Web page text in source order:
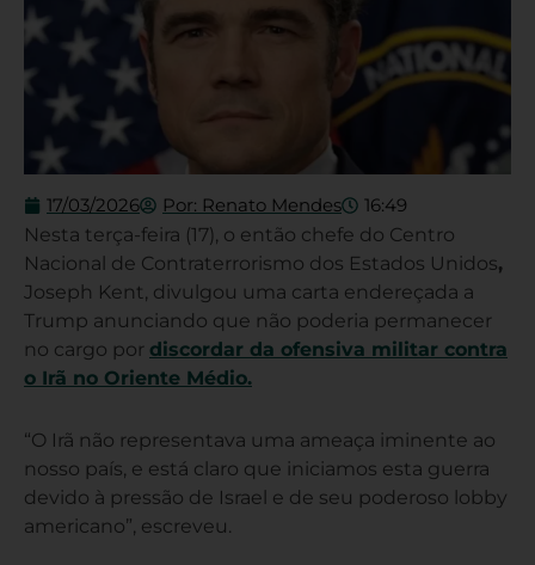
17/03/2026 Por: Renato Mendes 16:49
Nesta terça-feira (17), o então chefe do Centro
Nacional de Contraterrorismo dos Estados Unidos,
Joseph Kent, divulgou uma carta endereçada a
Trump anunciando que não poderia permanecer
no cargo por discordar da ofensiva militar contra
o Irã no Oriente Médio.
“O Irã não representava uma ameaça iminente ao
nosso país, e está claro que iniciamos esta guerra
devido à pressão de Israel e de seu poderoso lobby
americano”, escreveu.